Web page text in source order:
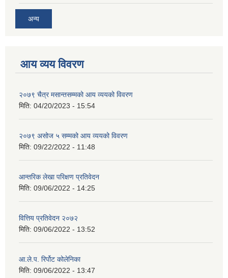
अन्य
आय व्यय विवरण
२०७९ चैत्र मसान्तसम्मको आय व्ययको विवरण
मिति: 04/20/2023 - 15:54
२०७९ असोज ५ सम्मको आय व्ययको विवरण
मिति: 09/22/2022 - 11:48
आन्तरिक लेखा परिक्षण प्रतिवेदन
मिति: 09/06/2022 - 14:25
वित्तिय प्रतिवेदन २०७२
मिति: 09/06/2022 - 13:52
आ.ले.प. रिर्पोट कोलेनिका
मिति: 09/06/2022 - 13:47